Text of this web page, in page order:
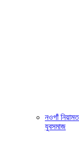
নওগাঁ
যুবসমাজ